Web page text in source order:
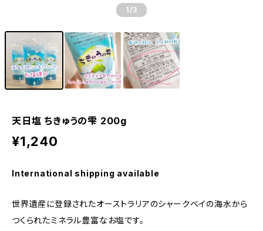
1 /3
天日塩 ちきゅうの雫 200g
¥1,240
International shipping available
世界遺産に登録されたオーストラリアのシャークベイの海水から
つくられたミネラル豊富なお塩です。